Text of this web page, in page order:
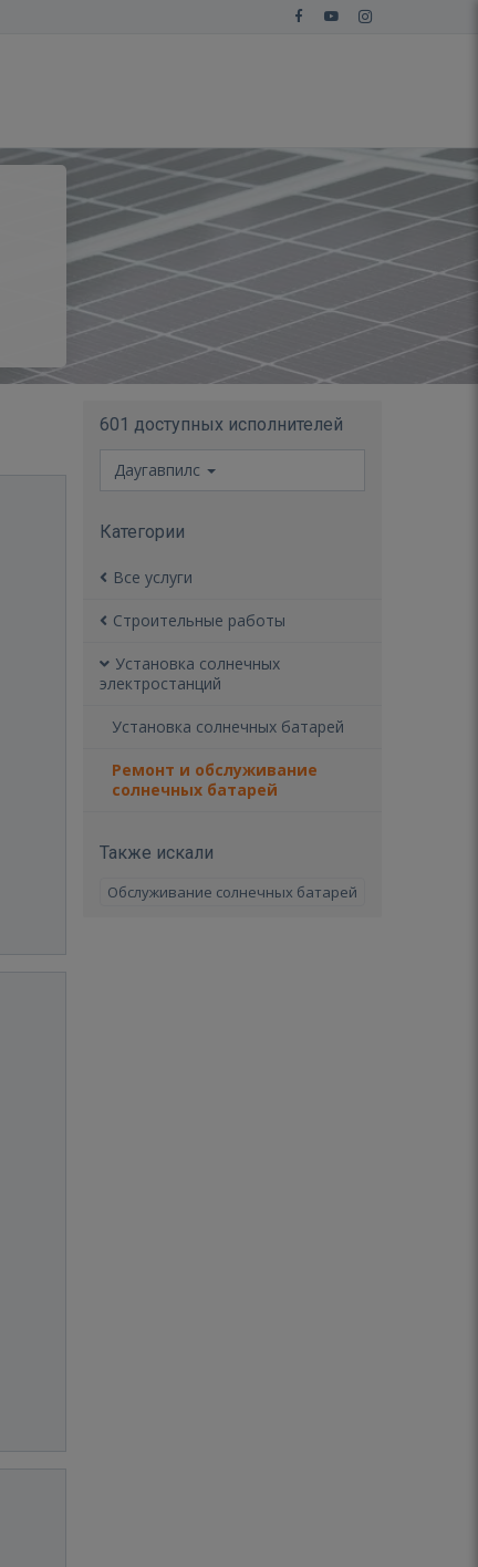
601 доступных исполнителей
Даугавпилс
Категории
Все услуги
Строительные работы
Установка солнечных
электростанций
Установка солнечных батарей
Ремонт и обслуживание
солнечных батарей
Также искали
Обслуживание солнечных батарей